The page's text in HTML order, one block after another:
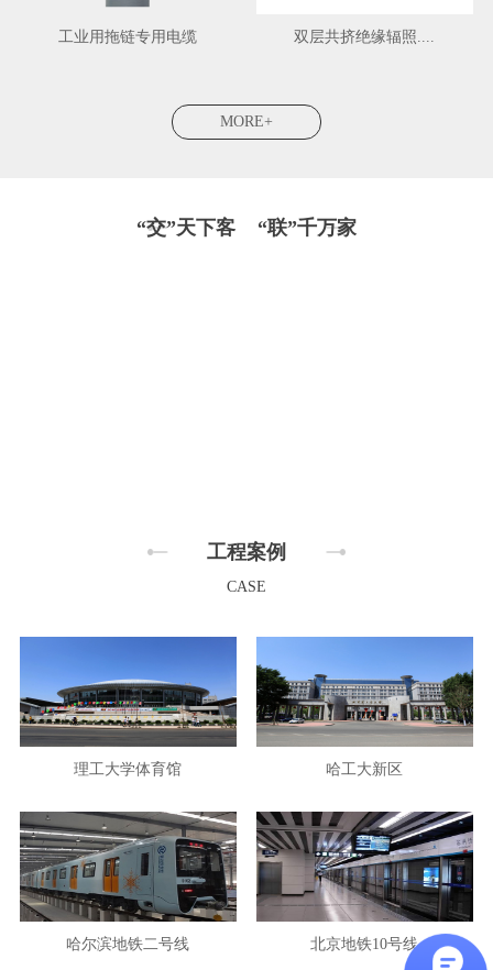
工业用拖链专用电缆 双层共挤绝缘辐照....
MORE+
“交”天下客 “联”千万家
工程案例
CASE
理工大学体育馆 哈工大新区
哈尔滨地铁二号线 北京地铁10号线